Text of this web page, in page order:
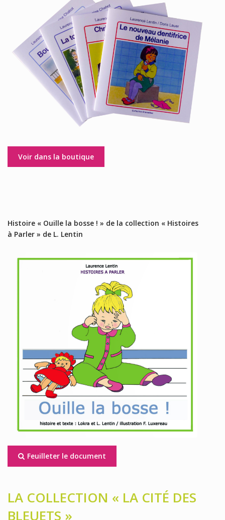
Voir dans la boutique
Histoire « Ouille la bosse ! » de la collection « Histoires
à Parler » de L. Lentin
Feuilleter le document
LA COLLECTION « LA CITÉ DES
BLEUETS »